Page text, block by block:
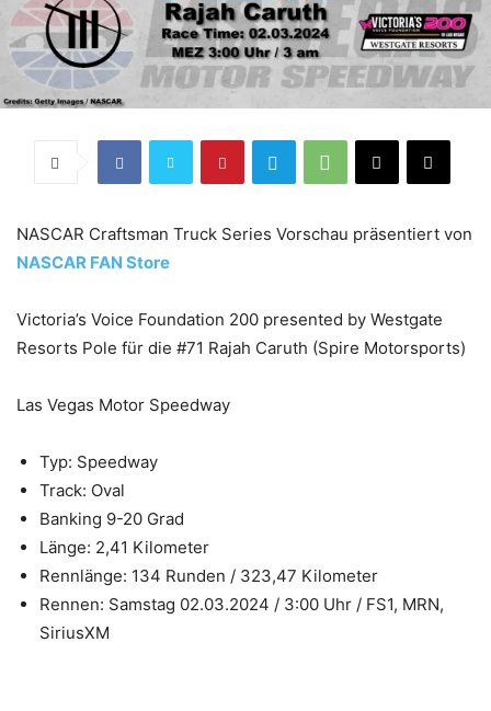
NASCAR Craftsman Truck Series Vorschau präsentiert von
NASCAR FAN Store
Victoria’s Voice Foundation 200 presented by Westgate
Resorts Pole für die #71 Rajah Caruth (Spire Motorsports)
Las Vegas Motor Speedway
Typ: Speedway
Track: Oval
Banking 9-20 Grad
Länge: 2,41 Kilometer
Rennlänge: 134 Runden / 323,47 Kilometer
Rennen: Samstag 02.03.2024 / 3:00 Uhr / FS1, MRN,
SiriusXM